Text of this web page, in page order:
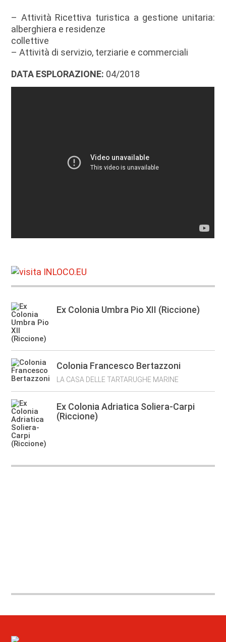
– Attività Ricettiva turistica a gestione unitaria:
alberghiera e residenze
collettive
– Attività di servizio, terziarie e commerciali
DATA ESPLORAZIONE: 04/2018
Ex Colonia Umbra Pio XII (Riccione)
Colonia Francesco Bertazzoni
LA CASA DELLE TARTARUGHE MARINE
Ex Colonia Adriatica Soliera-Carpi
(Riccione)